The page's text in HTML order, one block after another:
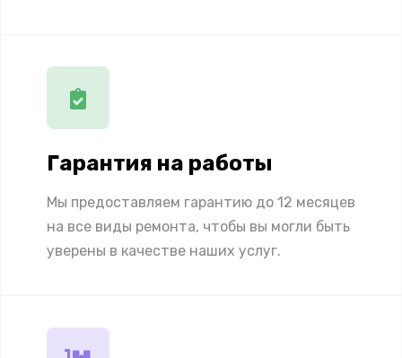
Гарантия на работы
Мы предоставляем гарантию до 12 месяцев
на все виды ремонта, чтобы вы могли быть
уверены в качестве наших услуг.